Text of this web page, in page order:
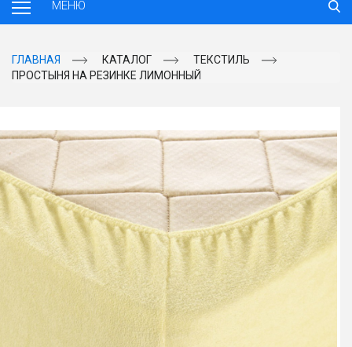
ГЛАВНАЯ КАТАЛОГ
ТЕКСТИЛЬ
ПРОСТЫНЯ НА РЕЗИНКЕ ЛИМОННЫЙ